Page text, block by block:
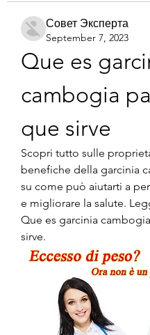
Совет Эксперта
September 7, 2023
Que es
cambogia
que sirve
Scopri tutto sulle
benefiche della garcinia
su come può aiutarti a
e migliorare la salute.
Que es garcinia
sirve.